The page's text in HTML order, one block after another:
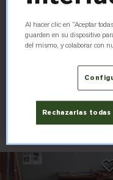
3 productos
Ordenar por
Al hacer clic en “Aceptar
guarden en su dispositivo
del mismo, y colaborar con
Rechazarlas todas